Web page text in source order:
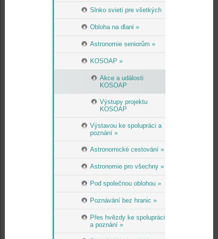
Slnko svieti pre všetkých
Obloha na dlani »
Astronomie seniorům »
KOSOAP »
Akce a události
KOSOAP
Výstupy projektu
KOSOAP
Výstavou ke spolupráci a
poznání »
Astronomické cestování »
Astronomie pro všechny »
Pod společnou oblohou »
Poznávání bez hranic »
Přes hvězdy ke spolupráci
a poznání »